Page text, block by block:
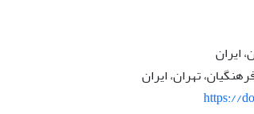
ایران
تهران، ایران
https://